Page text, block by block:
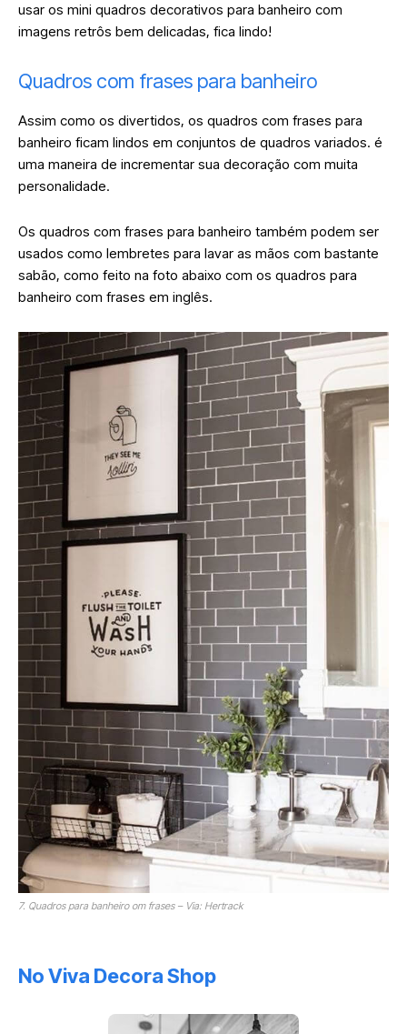
usar os mini quadros decorativos para banheiro com
imagens retrôs bem delicadas, fica lindo!
Quadros com frases para banheiro
Assim como os divertidos, os quadros com frases para
banheiro ficam lindos em conjuntos de quadros variados. é
uma maneira de incrementar sua decoração com muita
personalidade.
Os quadros com frases para banheiro também podem ser
usados como lembretes para lavar as mãos com bastante
sabão, como feito na foto abaixo com os quadros para
banheiro com frases em inglês.
7. Quadros para banheiro om frases – Via: Hertrack
No Viva Decora Shop